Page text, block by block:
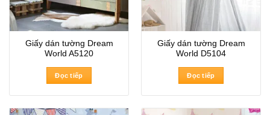
Giấy dán tường Dream
World A5120
Đọc tiếp
Giấy dán tường Dream
World D5104
Đọc tiếp